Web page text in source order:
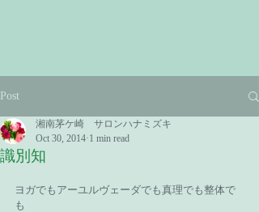
Post
識別知
湘南茅ケ崎 サロンハナミズキ
Oct 30, 2014 1 min read
ヨガでもアーユルヴェーダでも真理でも整体で
も